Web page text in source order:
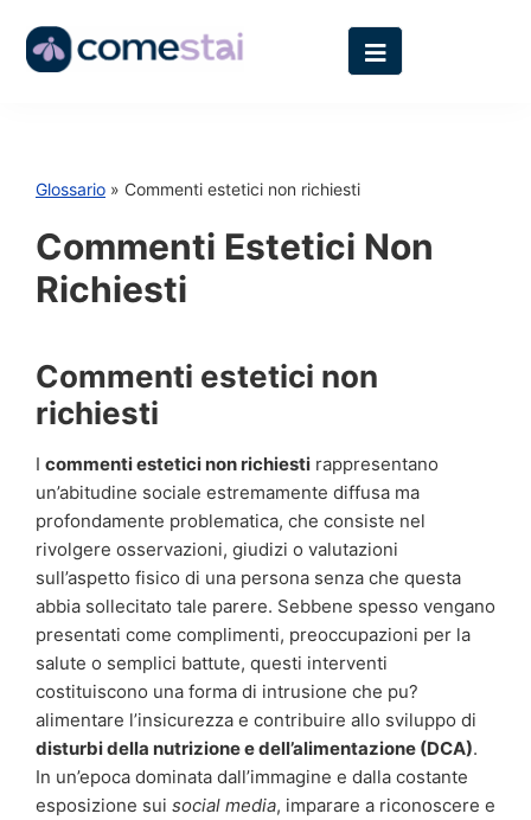
Glossario » Commenti estetici non richiesti
Commenti Estetici Non
Richiesti
Commenti estetici non
richiesti
I commenti estetici non richiesti rappresentano
un’abitudine sociale estremamente diffusa ma
profondamente problematica, che consiste nel
rivolgere osservazioni, giudizi o valutazioni
sull’aspetto fisico di una persona senza che questa
abbia sollecitato tale parere. Sebbene spesso vengano
presentati come complimenti, preoccupazioni per la
salute o semplici battute, questi interventi
costituiscono una forma di intrusione che pu?
alimentare l’insicurezza e contribuire allo sviluppo di
disturbi della nutrizione e dell’alimentazione (DCA).
In un’epoca dominata dall’immagine e dalla costante
esposizione sui social media, imparare a riconoscere e